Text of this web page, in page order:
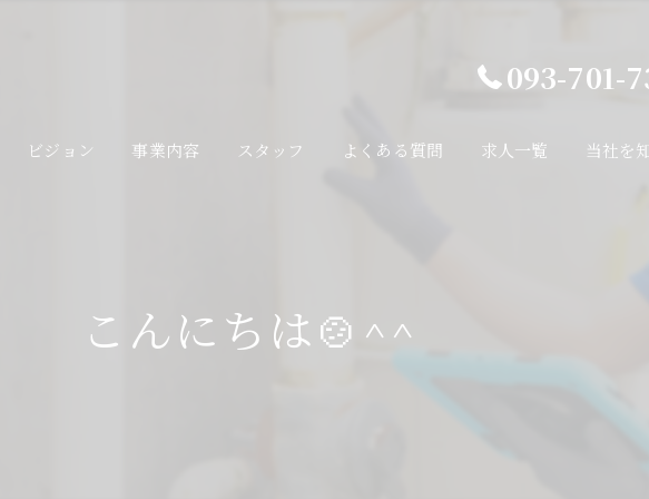
093-701-
ビジョン 事業内容 スタッフ よくある質問 求人一覧 当社を
こんにちは🍲^^